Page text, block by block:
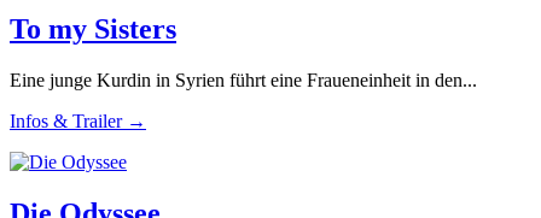
To my Sisters
Eine junge Kurdin in Syrien führt eine Fraueneinheit in den...
Infos & Trailer →